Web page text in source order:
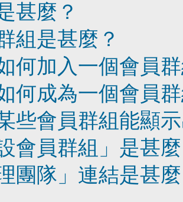
甚麼？
組是甚麼？
何加入一個會員
何成為一個會員
些會員群組能顯
會員群組」是甚
團隊」連結是甚